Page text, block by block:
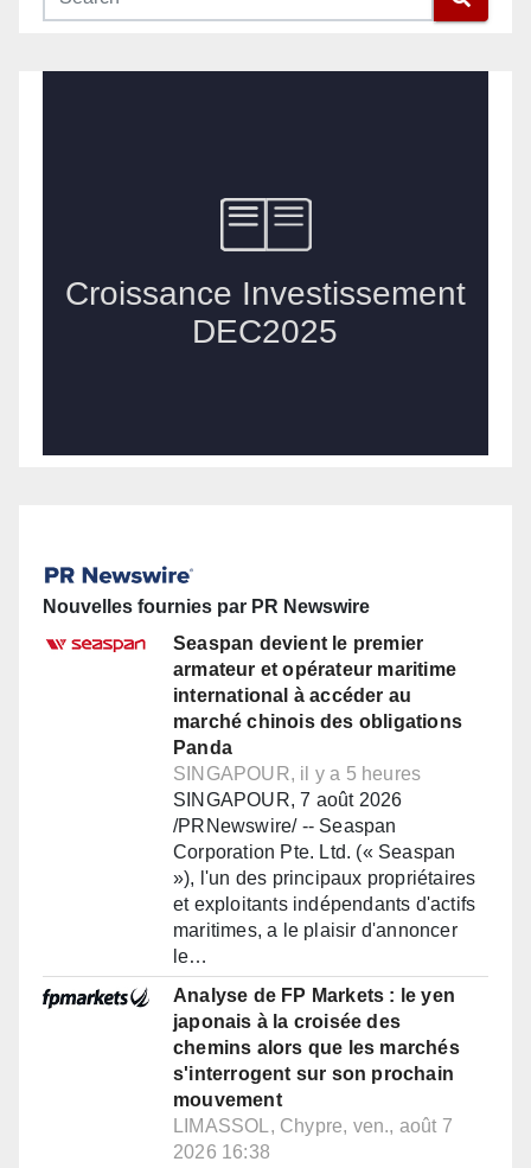
Nouvelles fournies par PR Newswire
Seaspan devient le premier
armateur et opérateur maritime
international à accéder au
marché chinois des obligations
Panda
SINGAPOUR, il y a 5 heures
SINGAPOUR, 7 août 2026
/PRNewswire/ -- Seaspan
Corporation Pte. Ltd. (« Seaspan
»), l'un des principaux propriétaires
et exploitants indépendants d'actifs
maritimes, a le plaisir d'annoncer
le…
Analyse de FP Markets : le yen
japonais à la croisée des
chemins alors que les marchés
s'interrogent sur son prochain
mouvement
LIMASSOL, Chypre, ven., août 7
2026 16:38